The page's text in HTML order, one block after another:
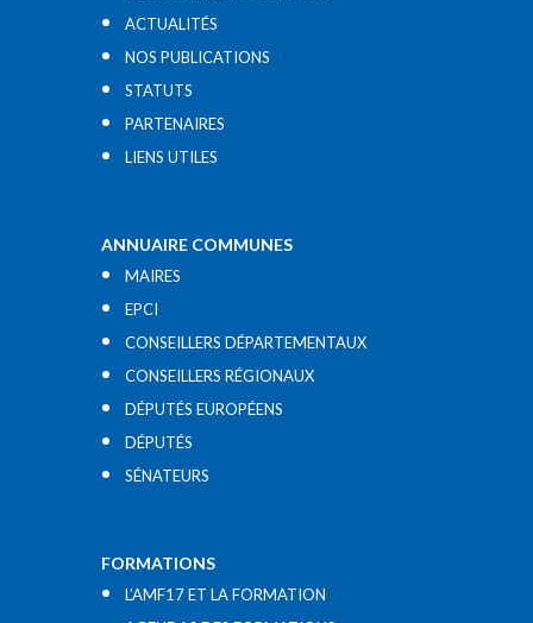
ACTUALITÉS
NOS PUBLICATIONS
STATUTS
PARTENAIRES
LIENS UTILES​
ANNUAIRE COMMUNES
MAIRES
EPCI
CONSEILLERS DÉPARTEMENTAUX
CONSEILLERS RÉGIONAUX
DÉPUTÉS EUROPÉENS
DÉPUTÉS
SÉNATEURS
FORMATIONS
L’AMF17 ET LA FORMATION